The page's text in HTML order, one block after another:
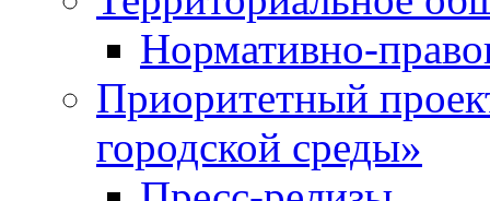
Нормативно-
Приоритетный
городской среды»